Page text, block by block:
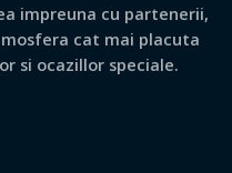
impreuna cu partenerii,
cat mai placuta
si ocazillor speciale.